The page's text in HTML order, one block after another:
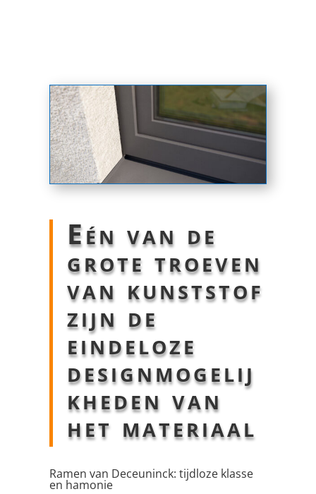
Eén van de
grote troeven
van kunststof
zijn de
eindeloze
designmogelij
kheden van
het materiaal
Ramen van Deceuninck: tijdloze klasse
en hamonie